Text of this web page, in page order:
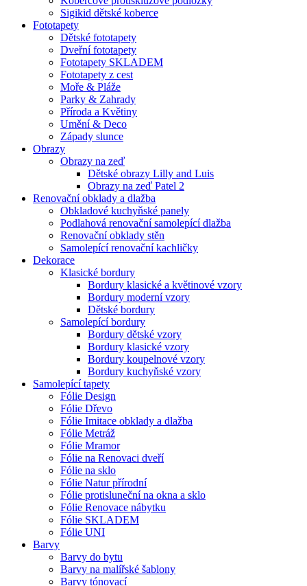
Sigikid dětské koberce
Fototapety
Dětské fototapety
Dveřní fototapety
Fototapety SKLADEM
Fototapety z cest
Moře & Pláže
Parky & Zahrady
Příroda a Květiny
Umění & Deco
Západy slunce
Obrazy
Obrazy na zeď
Dětské obrazy Lilly and Luis
Obrazy na zeď Patel 2
Renovační obklady a dlažba
Obkladové kuchyňské panely
Podlahová renovační samolepící dlažba
Renovační obklady stěn
Samolepící renovační kachličky
Dekorace
Klasické bordury
Bordury klasické a květinové vzory
Bordury moderní vzory
Dětské bordury
Samolepící bordury
Bordury dětské vzory
Bordury klasické vzory
Bordury koupelnové vzory
Bordury kuchyňské vzory
Samolepící tapety
Fólie Design
Fólie Dřevo
Fólie Imitace obklady a dlažba
Fólie Metráž
Fólie Mramor
Fólie na Renovaci dveří
Fólie na sklo
Fólie Natur přírodní
Fólie protisluneční na okna a sklo
Fólie Renovace nábytku
Fólie SKLADEM
Fólie UNI
Barvy
Barvy do bytu
Barvy na malířské šablony
Barvy tónovací